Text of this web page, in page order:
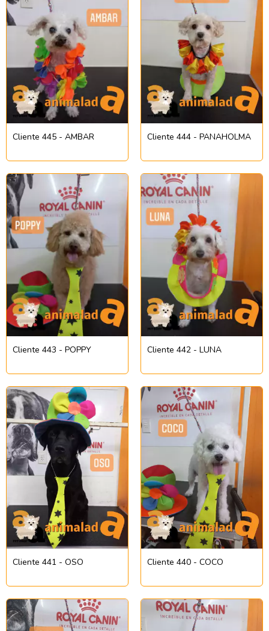
Cliente 445 - AMBAR Cliente 444 - PANAHOLMA
Cliente 443 - POPPY Cliente 442 - LUNA
Cliente 441 - OSO Cliente 440 - COCO